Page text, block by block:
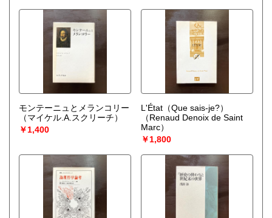
モンテーニュとメランコリー
（マイケル.A.スクリーチ）
￥1,400
L'État（Que sais-je?）
（Renaud Denoix de Saint
Marc）
￥1,800